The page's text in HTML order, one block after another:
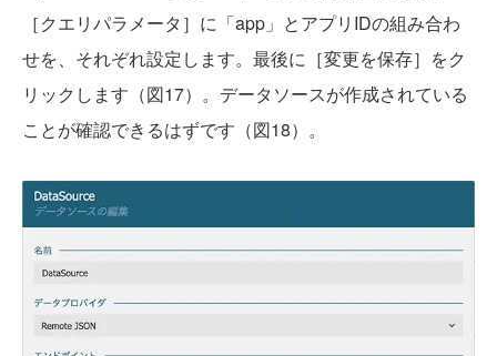
［クエリパラメータ］に「app」とアプリIDの組み合わ
せを、それぞれ設定します。最後に［変更を保存］をク
リックします（図17）。データソースが作成されている
ことが確認できるはずです（図18）。